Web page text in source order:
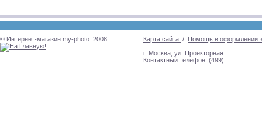
© Интернет-магазин my-photo. 2008 Карта сайта / Помощь в оформлении
г. Москва, ул. Проекторная
Контактный телефон: (499)